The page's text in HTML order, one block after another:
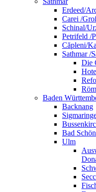
Erdeed/
Carei /
Schinal/
Petrifeld /
Căpleni/
Sathmar /
Die
Baden
Backnang
Bad
Ulm